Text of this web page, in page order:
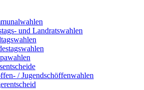
und Landratswahlen
/ Jugendschöffenwahlen